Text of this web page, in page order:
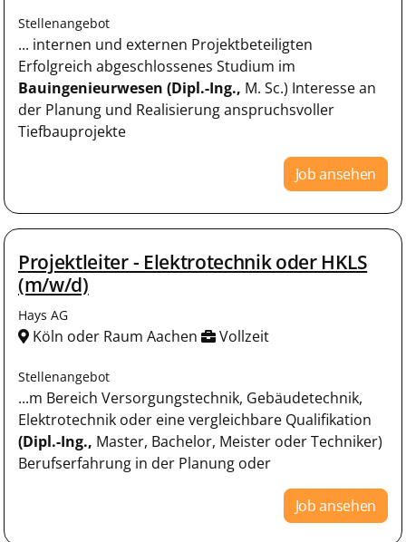
Stellenangebot
... internen und externen Projektbeteiligten
Erfolgreich abgeschlossenes Studium im
Bauingenieurwesen (Dipl.-Ing., M. Sc.) Interesse an
der Planung und Realisierung anspruchsvoller
Tiefbauprojekte
Job ansehen
Projektleiter - Elektrotechnik oder HKLS
(m/w/d)
Hays AG
Köln oder Raum Aachen Vollzeit
Stellenangebot
...m Bereich Versorgungstechnik, Gebäudetechnik,
Elektrotechnik oder eine vergleichbare Qualifikation
(Dipl.-Ing., Master, Bachelor, Meister oder Techniker)
Berufserfahrung in der Planung oder
Job ansehen